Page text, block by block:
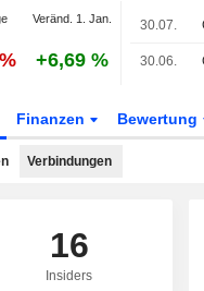
Veränd. 1. Jan.
+6,69 %
30.07.
30.06.
Finanzen Bewertung
Verbindungen
16
Insiders